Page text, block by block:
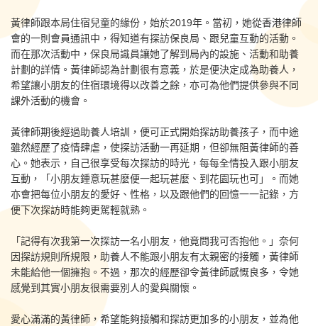
黃律師跟本局住宿兒童的緣份，始於2019年。當初，她從香港律師
會的一則會員通訊中，得知道有探訪保良局、跟兒童互動的活動。
而在那次活動中，保良局識員讓她了解到局內的設施、活動和助養
計劃的詳情。黃律師認為計劃很有意義，於是便決定成為助養人，
希望讓小朋友的住宿環境得以改善之餘，亦可為他們提供參與不同
課外活動的機會。
黃律師期後經過助養人培訓，便可正式開始探訪助養孩子，而中途
雖然經歷了疫情肆虐，使探訪活動一再延期，但卻無阻黃律師的善
心。她表示，自己很享受每次探訪的時光，每每全情投入跟小朋友
互動，「小朋友鍾意玩甚麼便一起玩甚麼、到花園玩也可」。而她
亦會把每位小朋友的愛好、性格，以及跟他們的回憶一一記錄，方
便下次探訪時能夠更駕輕就熟。
「記得有次我第一次探訪一名小朋友，他竟問我可否抱他。」奈何
因探訪規則所規限，助養人不能跟小朋友有太親密的接觸，黃律師
未能給他一個擁抱。不過，那次的經歷卻令黃律師感慨良多，令她
感覺到其實小朋友很需要別人的愛與關懷。
愛心滿滿的黃律師，希望能夠接觸和探訪更加多的小朋友，並為他